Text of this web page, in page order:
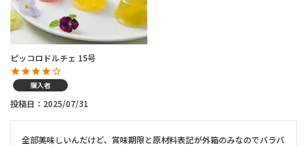
ピッコロドルチェ 15号
購入者
投稿日 2025/07/31
全部美味しいんだけど、賞味期限と原材料表記が外箱のみなのでバラバ